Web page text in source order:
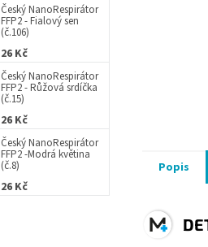
Český NanoRespirátor
FFP2 - Fialový sen
(č.106)
26 Kč
Český NanoRespirátor
FFP2 - Růžová srdíčka
(č.15)
26 Kč
Český NanoRespirátor
FFP2 -Modrá květina
(č.8)
26 Kč
Popis